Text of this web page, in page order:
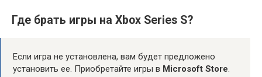
Где брать игры на Xbox Series S?
Если игра не установлена, вам будет предложено
установить ее. Приобретайте игры в Microsoft Store.